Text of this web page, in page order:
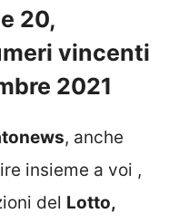
20,
vincenti
2021
, anche
insieme a voi ,
del Lotto,